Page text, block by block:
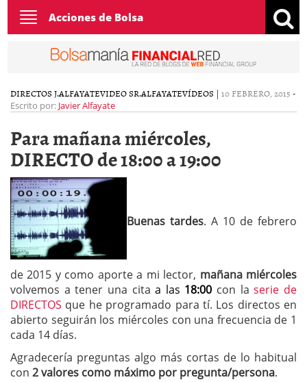
Toggle
navigation
Acciones de Bolsa
DIRECTOS J.ALFAYATEVIDEO SR.ALFAYATEVÍDEOS | 10 FEBRERO, 2015 -
Escrito por: Javier Alfayate
Para mañana miércoles,
DIRECTO de 18:00 a 19:00
Buenas tardes. A 10 de febrero
de 2015 y como aporte a mi lector, mañana miércoles
volvemos a tener una citaa las 18:00 con laserie de
DIRECTOS que he programado para tí. Los directos en
abierto seguirán los miércoles con una frecuencia de 1
cada 14 días.
Agradecería preguntas algo más cortas de lo habitual
con 2 valores como máximo por pregunta/persona.